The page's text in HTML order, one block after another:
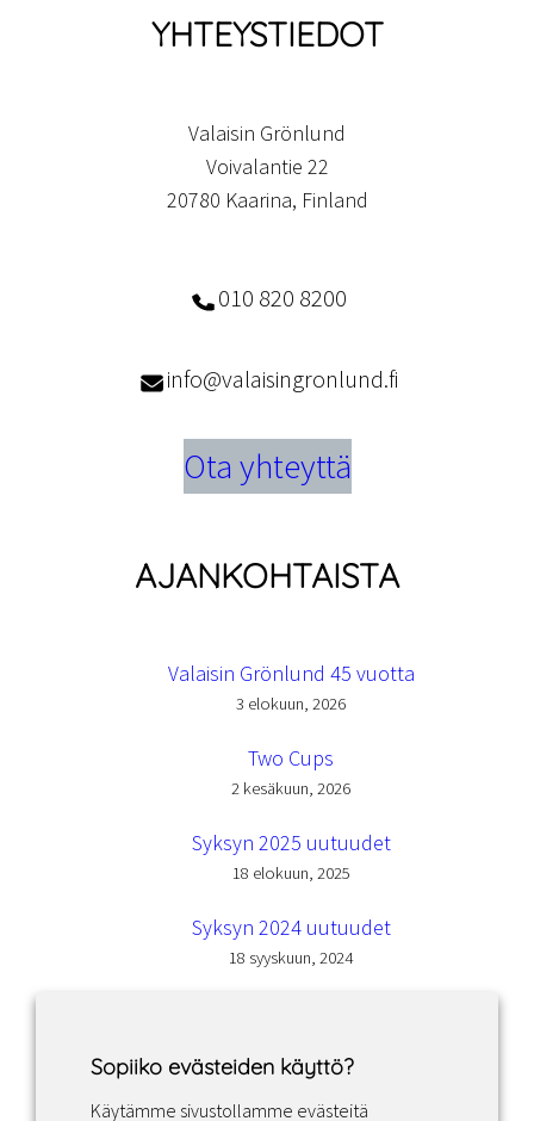
YHTEYSTIEDOT
Valaisin Grönlund
Voivalantie 22
20780 Kaarina, Finland
010 820 8200
info@valaisingronlund.fi
Ota yhteyttä
AJANKOHTAISTA
Valaisin Grönlund 45 vuotta
3 elokuun, 2026
Two Cups
2 kesäkuun, 2026
Syksyn 2025 uutuudet
18 elokuun, 2025
Syksyn 2024 uutuudet
18 syyskuun, 2024
Sopiiko evästeiden käyttö?
Käytämme sivustollamme evästeitä